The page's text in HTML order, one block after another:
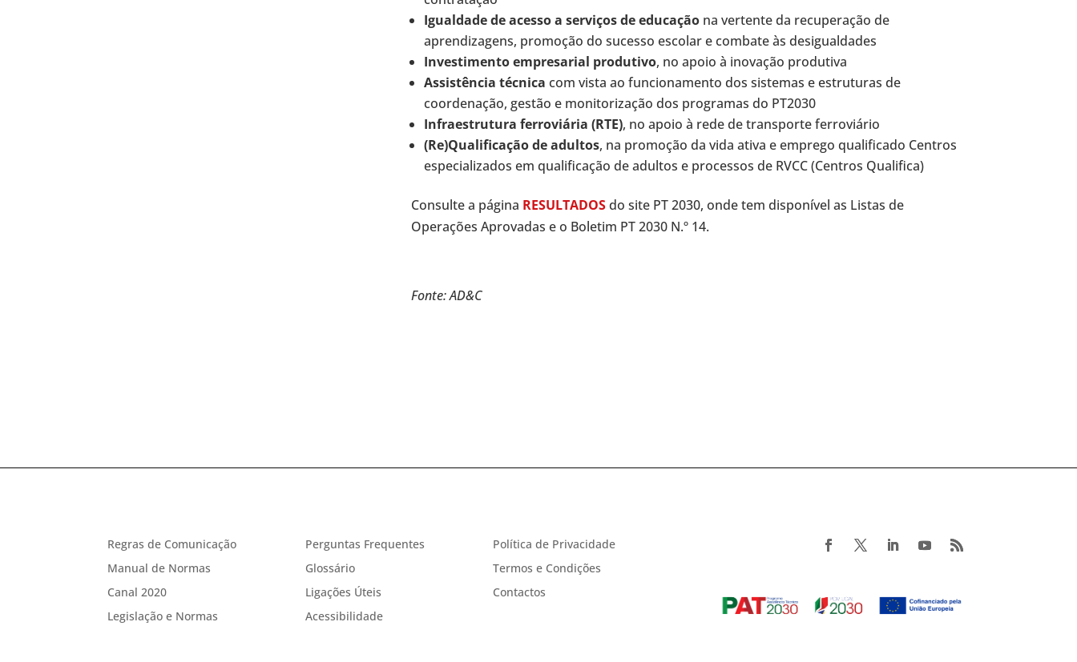
Igualdade de acesso a serviços de educaçãona vertente da recuperação de
aprendizagens, promoção do sucesso escolar e combate às desigualdades
Investimento empresarial produtivo, no apoio à inovação produtiva
Assistência técnica com vista ao funcionamento dos sistemas e estruturas de
coordenação, gestão e monitorização dos programas do PT2030
Infraestrutura ferroviária (RTE), no apoio à rede de transporte ferroviário
(Re)Qualificação de adultos, na promoção da vida ativa e emprego qualificado Centros
especializados em qualificação de adultos e processos de RVCC (Centros Qualifica)
Consulte a página RESULTADOSdo site PT 2030, onde tem disponível as Listas de
Operações Aprovadas e o Boletim PT 2030 N.º 14.
Fonte: AD&C
Regras de Comunicação
Manual de Normas
Canal 2020
Legislação e Normas
Perguntas Frequentes
Glossário
Ligações Úteis
Acessibilidade
Política de Privacidade
Termos e Condições
Contactos